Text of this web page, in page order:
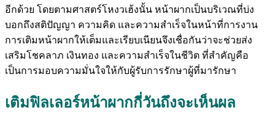
อีกด้วย โดยตามศาสตร์โหงวเฮ้งนั้น หน้าผากเป็นบริเวณที่บ่ง
บอกถึงสติปัญญา ความคิด และความสำเร็จในหน้าที่การงาน
การเติมหน้าผากให้เต็มและเรียบเนียนจึงเชื่อกันว่าจะช่วยส่ง
เสริมโชคลาภ เงินทอง และความสำเร็จในชีวิต ที่สำคัญคือ
เป็นการมอบความมั่นใจให้กับผู้รับการรักษาผู้ที่มารักษา
เติมฟิลเลอร์หน้าผากกี่วันถึงจะเห็นผล